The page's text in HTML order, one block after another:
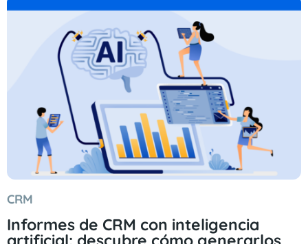
CRM
Informes de CRM con inteligencia